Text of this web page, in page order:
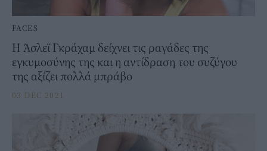
FACES
Η Άσλεϊ Γκράχαμ δείχνει τις ραγάδες της
εγκυμοσύνης της και η αντίδραση του συζύγου
της αξίζει πολλά μπράβο
03 DEC 2021